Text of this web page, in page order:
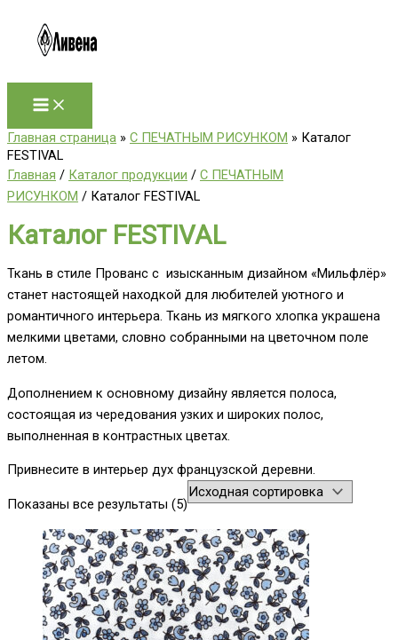
содержимому
Главная страница » С ПЕЧАТНЫМ РИСУНКОМ » Каталог
FESTIVAL
Главная / Каталог продукции / С ПЕЧАТНЫМ
РИСУНКОМ / Каталог FESTIVAL
Каталог FESTIVAL
Ткань в стиле Прованс с изысканным дизайном «Мильфлёр»
станет настоящей находкой для любителей уютного и
романтичного интерьера. Ткань из мягкого хлопка украшена
мелкими цветами, словно собранными на цветочном поле
летом.
Дополнением к основному дизайну является полоса,
состоящая из чередования узких и широких полос,
выполненная в контрастных цветах.
Привнесите в интерьер дух французской деревни.
Показаны все результаты (5)